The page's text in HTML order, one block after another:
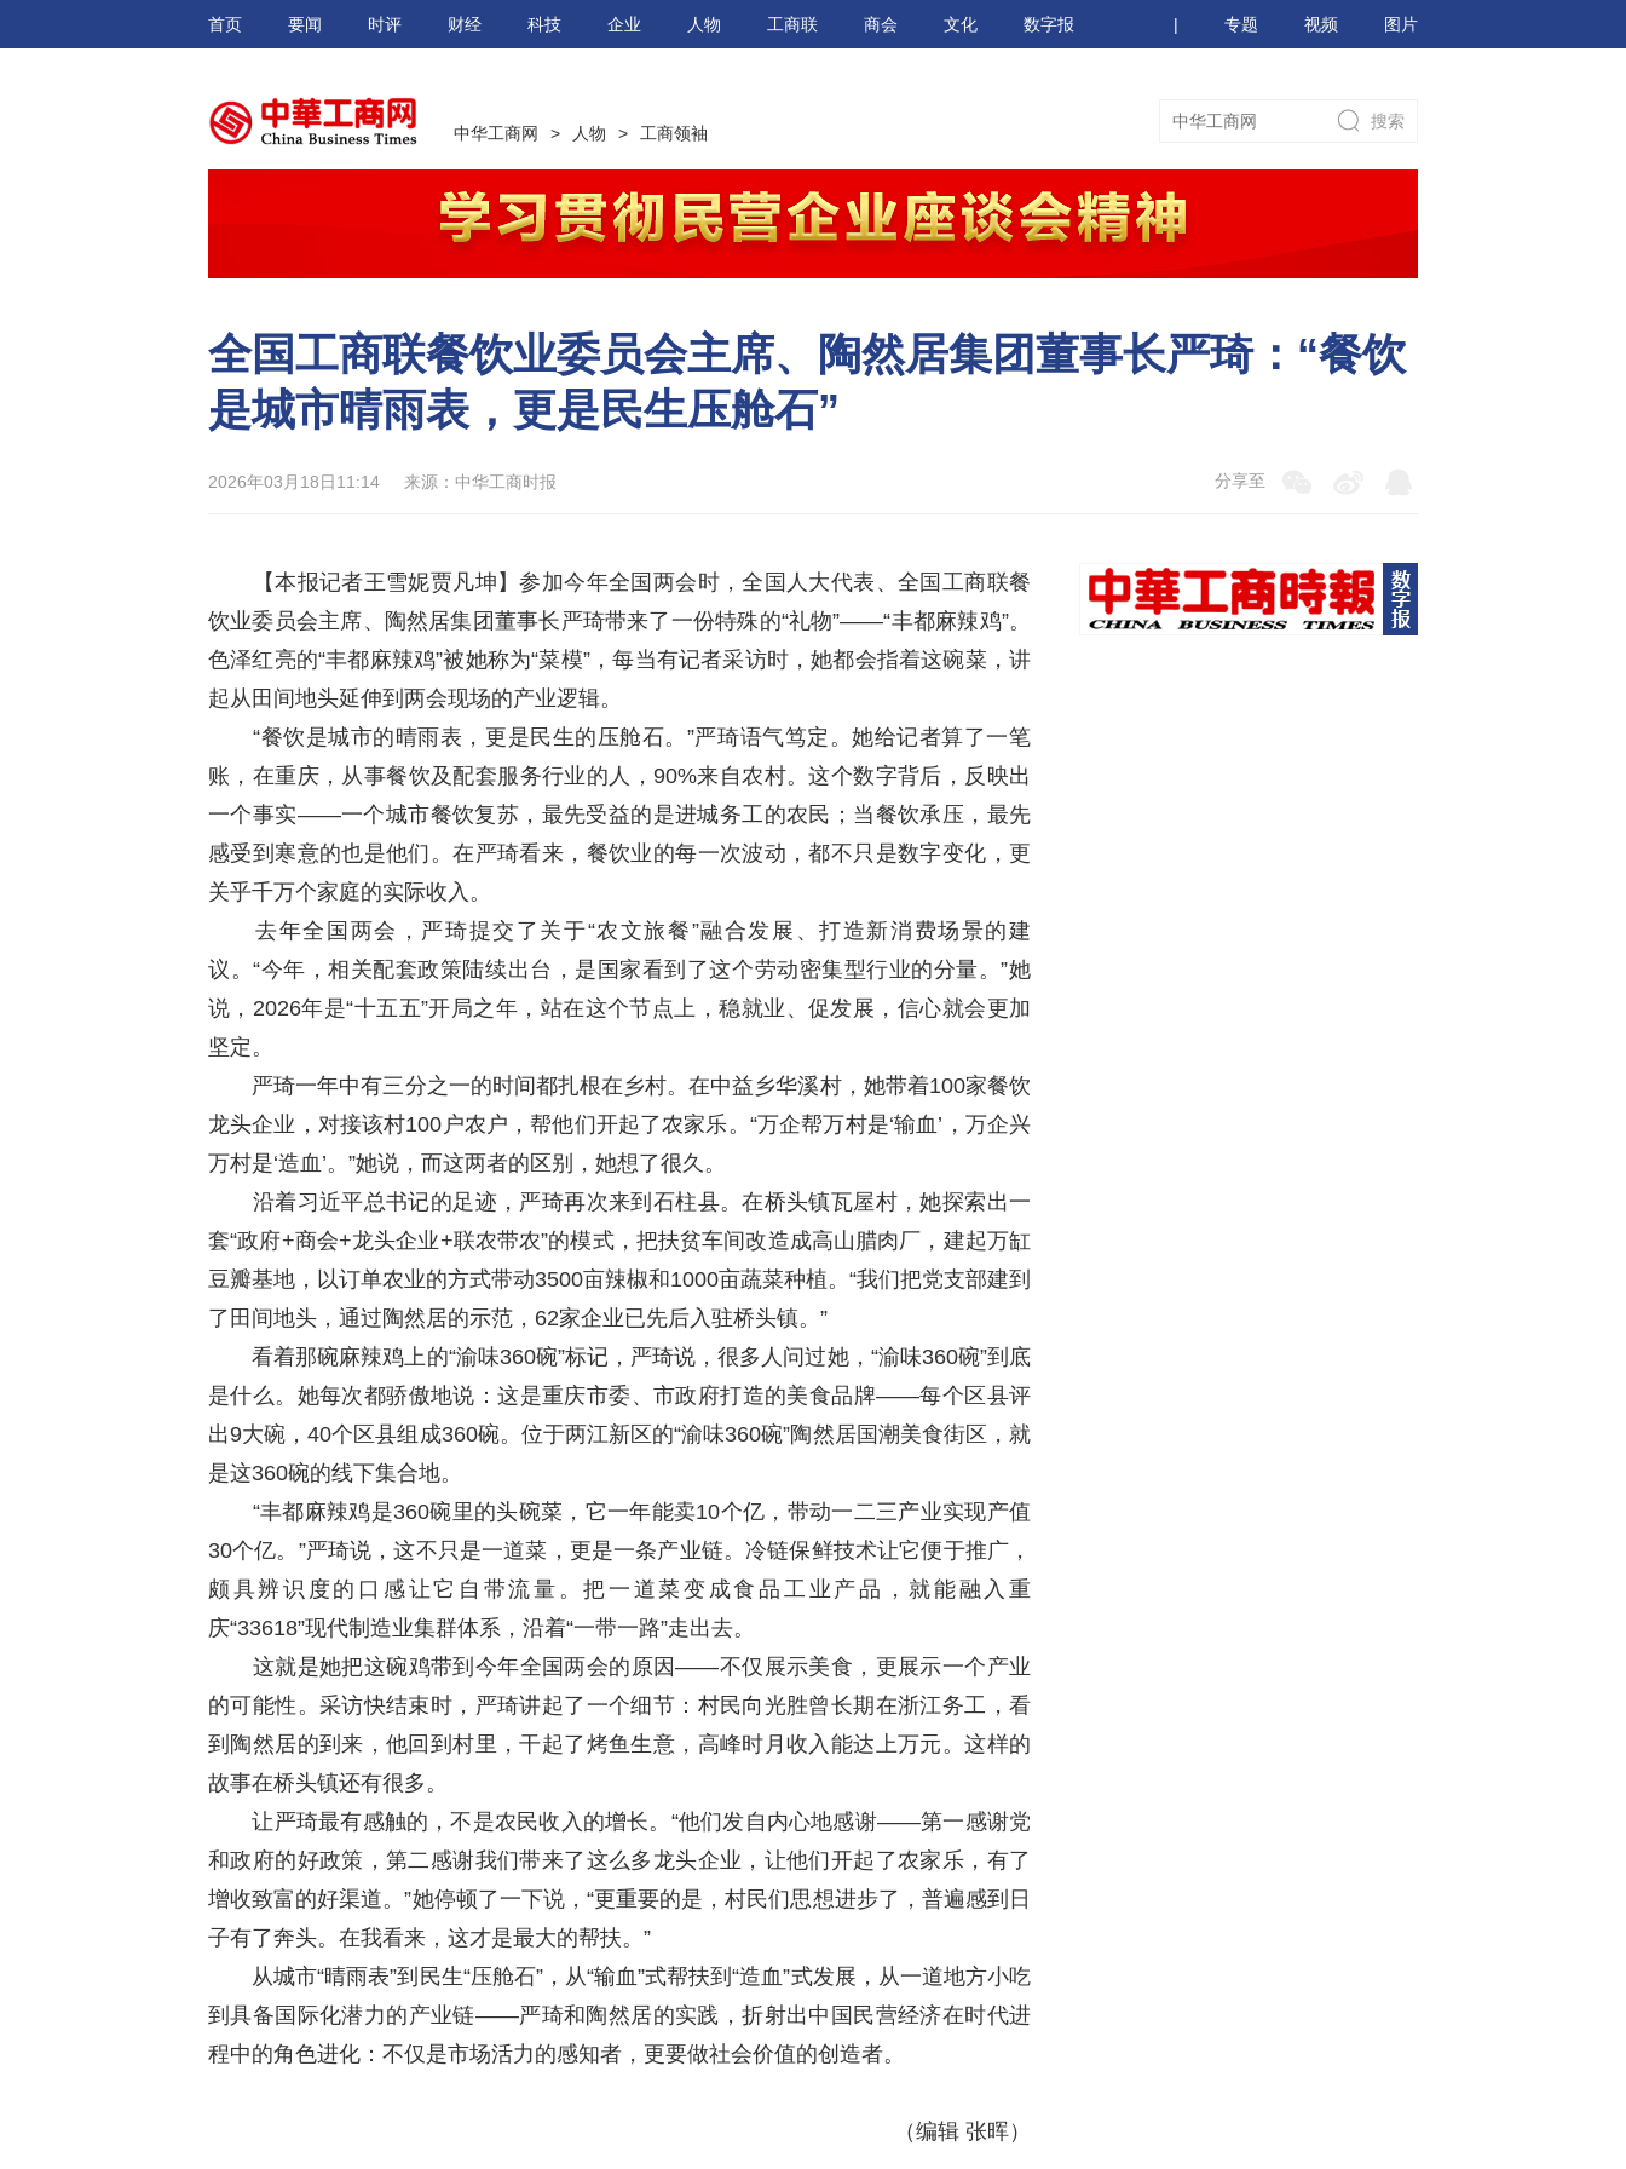
首页 要闻 时评 财经 科技 企业 人物 工商联 商会 文化 数字报 | 专题 视频 图片
中华工商网 > 人物 > 工商领袖
全国工商联餐饮业委员会主席、陶然居集团董事长严琦：“餐饮
是城市晴雨表，更是民生压舱石”
2026年03月18日11:14 来源：中华工商时报 分享至
【本报记者王雪妮贾凡坤】参加今年全国两会时，全国人大代表、全国工商联餐
饮业委员会主席、陶然居集团董事长严琦带来了一份特殊的“礼物”——“丰都麻辣鸡”。
色泽红亮的“丰都麻辣鸡”被她称为“菜模”，每当有记者采访时，她都会指着这碗菜，讲
起从田间地头延伸到两会现场的产业逻辑。
“餐饮是城市的晴雨表，更是民生的压舱石。”严琦语气笃定。她给记者算了一笔
账，在重庆，从事餐饮及配套服务行业的人，90%来自农村。这个数字背后，反映出
一个事实——一个城市餐饮复苏，最先受益的是进城务工的农民；当餐饮承压，最先
感受到寒意的也是他们。在严琦看来，餐饮业的每一次波动，都不只是数字变化，更
关乎千万个家庭的实际收入。
去年全国两会，严琦提交了关于“农文旅餐”融合发展、打造新消费场景的建
议。“今年，相关配套政策陆续出台，是国家看到了这个劳动密集型行业的分量。”她
说，2026年是“十五五”开局之年，站在这个节点上，稳就业、促发展，信心就会更加
坚定。
严琦一年中有三分之一的时间都扎根在乡村。在中益乡华溪村，她带着100家餐饮
龙头企业，对接该村100户农户，帮他们开起了农家乐。“万企帮万村是‘输血’，万企兴
万村是‘造血’。”她说，而这两者的区别，她想了很久。
沿着习近平总书记的足迹，严琦再次来到石柱县。在桥头镇瓦屋村，她探索出一
套“政府+商会+龙头企业+联农带农”的模式，把扶贫车间改造成高山腊肉厂，建起万缸
豆瓣基地，以订单农业的方式带动3500亩辣椒和1000亩蔬菜种植。“我们把党支部建到
了田间地头，通过陶然居的示范，62家企业已先后入驻桥头镇。”
看着那碗麻辣鸡上的“渝味360碗”标记，严琦说，很多人问过她，“渝味360碗”到底
是什么。她每次都骄傲地说：这是重庆市委、市政府打造的美食品牌——每个区县评
出9大碗，40个区县组成360碗。位于两江新区的“渝味360碗”陶然居国潮美食街区，就
是这360碗的线下集合地。
“丰都麻辣鸡是360碗里的头碗菜，它一年能卖10个亿，带动一二三产业实现产值
30个亿。”严琦说，这不只是一道菜，更是一条产业链。冷链保鲜技术让它便于推广，
颇具辨识度的口感让它自带流量。把一道菜变成食品工业产品，就能融入重
庆“33618”现代制造业集群体系，沿着“一带一路”走出去。
这就是她把这碗鸡带到今年全国两会的原因——不仅展示美食，更展示一个产业
的可能性。采访快结束时，严琦讲起了一个细节：村民向光胜曾长期在浙江务工，看
到陶然居的到来，他回到村里，干起了烤鱼生意，高峰时月收入能达上万元。这样的
故事在桥头镇还有很多。
让严琦最有感触的，不是农民收入的增长。“他们发自内心地感谢——第一感谢党
和政府的好政策，第二感谢我们带来了这么多龙头企业，让他们开起了农家乐，有了
增收致富的好渠道。”她停顿了一下说，“更重要的是，村民们思想进步了，普遍感到日
子有了奔头。在我看来，这才是最大的帮扶。”
从城市“晴雨表”到民生“压舱石”，从“输血”式帮扶到“造血”式发展，从一道地方小吃
到具备国际化潜力的产业链——严琦和陶然居的实践，折射出中国民营经济在时代进
程中的角色进化：不仅是市场活力的感知者，更要做社会价值的创造者。
（编辑 张晖）